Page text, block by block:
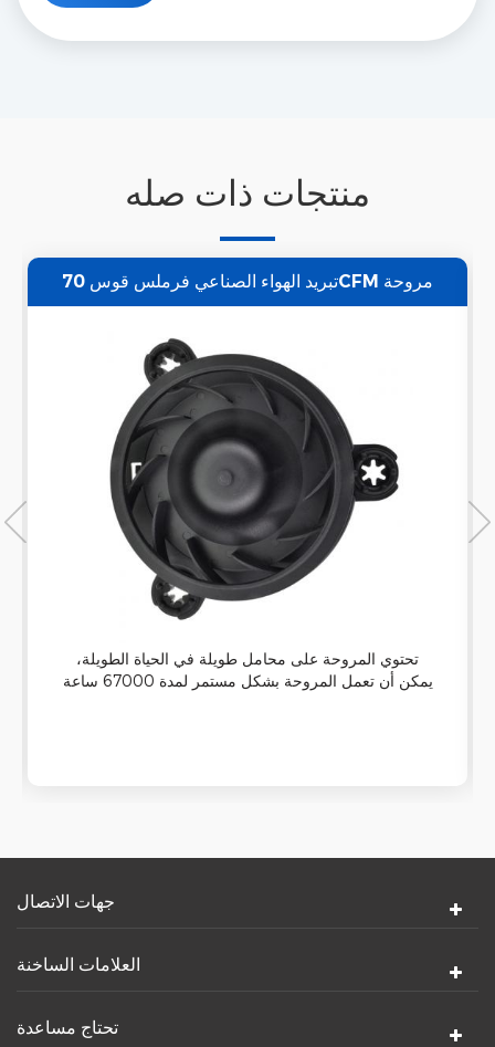
منتجات ذات صله
تبريد الهواء الصناعي فرملس قوس 70CFM مروحة
تحتوي المروحة على محامل طويلة في الحياة الطويلة،
يمكن أن تعمل المروحة بشكل مستمر لمدة 67000 ساعة
جهات الاتصال
العلامات الساخنة
تحتاج مساعدة